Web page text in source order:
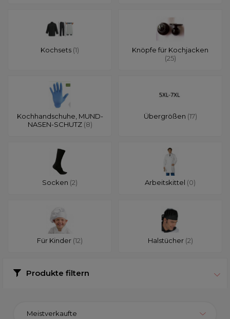
Kochsets (1)
Knöpfe für Kochjacken
(25)
Kochhandschuhe, MUND-
NASEN-SCHUTZ (8)
Übergrößen (17)
Socken (2) Arbeitskittel (0)
Für Kinder (12) Halstücher (2)
Produkte filtern
Meistverkaufte